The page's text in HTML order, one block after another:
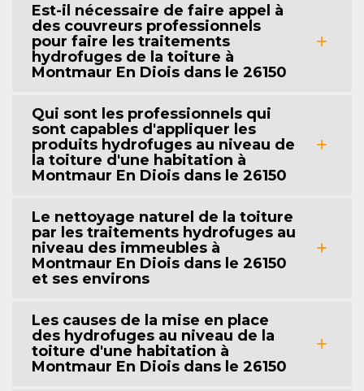
Est-il nécessaire de faire appel à
des couvreurs professionnels
pour faire les traitements
hydrofuges de la toiture à
Montmaur En Diois dans le 26150
Qui sont les professionnels qui
sont capables d'appliquer les
produits hydrofuges au niveau de
la toiture d'une habitation à
Montmaur En Diois dans le 26150
Le nettoyage naturel de la toiture
par les traitements hydrofuges au
niveau des immeubles à
Montmaur En Diois dans le 26150
et ses environs
Les causes de la mise en place
des hydrofuges au niveau de la
toiture d'une habitation à
Montmaur En Diois dans le 26150